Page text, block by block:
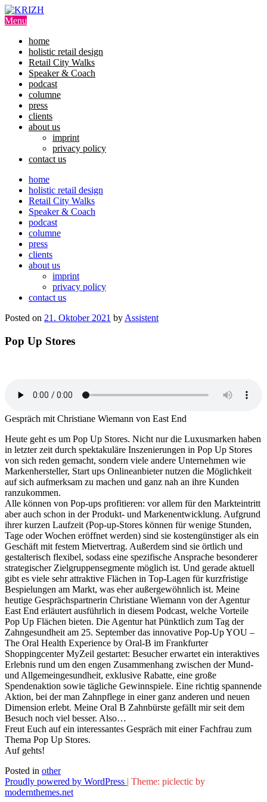
Skip
to
Menu
home
holistic retail design
Retail City Walks
Speaker & Coach
podcast
columne
press
clients
about us
imprint
privacy policy
contact us
home
holistic retail design
Retail City Walks
Speaker & Coach
podcast
columne
press
clients
about us
imprint
privacy policy
contact us
Posted on 21. Oktober 2021 by Assistent
Pop Up Stores
Gespräch mit Christiane Wiemann von East End
Heute geht es um Pop Up Stores. Nicht nur die Luxusmarken haben
in letzter zeit durch spektakuläre Inszenierungen in Pop Up Stores
von sich reden gemacht, sondern viele andere Unternehmen wie
Markenhersteller, Start ups Onlineanbieter nutzen die Möglichkeit
auf sich aufmerksam zu machen und ganz nah an ihre Kunden
ranzukommen.
Alle können von Pop-ups profitieren: vor allem für den Markteintritt
aber auch schon in der Produkt- und Markenentwicklung. Aufgrund
ihrer kurzen Laufzeit (Pop-up-Stores können für wenige Stunden,
Tage oder Wochen eröffnet werden) sind sie kostengünstiger als ein
Geschäft mit festem Mietvertrag. Außerdem sind sie örtlich und
gestalterisch flexibel, sodass eine spezifische Ansprache besonderer
strategischer Zielgruppensegmente möglich ist. Und gerade aktuell
gibt es viele sehr attraktive Flächen in Top-Lagen für kurzfristige
Bespielungen am Markt, was eher außergewöhnlich ist. Meine
heutige Gesprächspartnerin Christiane Wiemann von der Agentur
East End erläutert ausführlich in diesem Podcast, welche Vorteile
Pop Up Flächen bieten. Die Agentur hat Pünktlich zum Tag der
Zahngesundheit am 25. September das innovative Pop-Up YOU –
The Oral Health Experience by Oral-B im Frankfurter
Shoppingcenter MyZeil gestartet: Besucher erwartet ein interaktives
Erlebnis rund um den engen Zusammenhang zwischen der Mund-
und Allgemeingesundheit, exklusive Rabatte, eine große
Spendenaktion sowie tägliche Gewinnspiele. Eine richtig spannende
Aktion, bei der man Zahnpflege in einer ganz anderen und neuen
Dimension erlebt. Meine Oral B Zahnbürste gefällt mir seit dem
Besuch noch viel besser. Also…
Freut Euch auf ein interessantes Gespräch mit einer Fachfrau zum
Thema Pop Up Stores.
Auf gehts!
Posted in other
Proudly powered by WordPress | Theme: piclectic by
modernthemes.net